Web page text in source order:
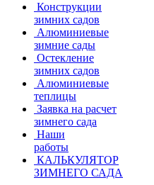
Конструкции
зимних садов
Алюминиевые
зимние сады
Остекление
зимних садов
Алюминиевые
теплицы
Заявка на расчет
зимнего сада
Наши
работы
КАЛЬКУЛЯТОР
ЗИМНЕГО САДА